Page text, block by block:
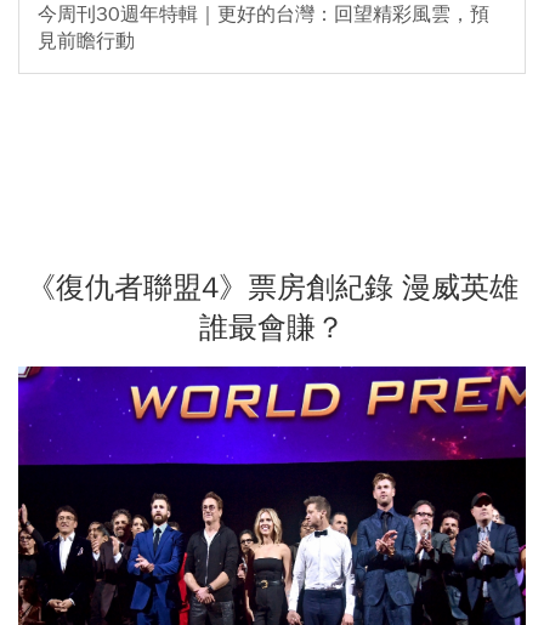
今周刊30週年特輯｜更好的台灣：回望精彩風雲，預
見前瞻行動
《復仇者聯盟4》票房創紀錄 漫威英雄
誰最會賺？